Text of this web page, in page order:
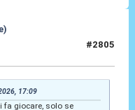
#2805
17:09
fa giocare, solo se